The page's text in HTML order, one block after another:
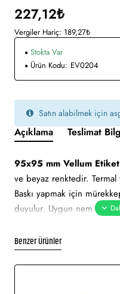
227,12₺
Vergiler Hariç: 189,27₺
Stokta Var
Ürün Kodu: EV0204
Satın alabilmek için
Açıklama Teslimat
95x95 mm Vellum
ve beyaz renktedir. Termal
Baskı yapmak için
duyulur. Uygun nem ve
ışını gibi hafif derecedeki
95x95 mm Vellum Etiket
Benzer Ürünler